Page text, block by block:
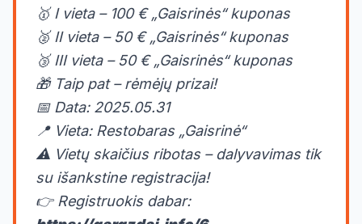
🥇 I vieta – 100 € „Gaisrinės“ kuponas
🥈 II vieta – 50 € „Gaisrinės“ kuponas
🥉 III vieta – 50 € „Gaisrinės“ kuponas
🎁 Taip pat – rėmėjų prizai!
📅 Data: 2025.05.31
📍 Vieta: Restobaras „Gaisrinė“
⚠️ Vietų skaičius ribotas – dalyvavimas tik
su išankstine registracija!
👉 Registruokis dabar: